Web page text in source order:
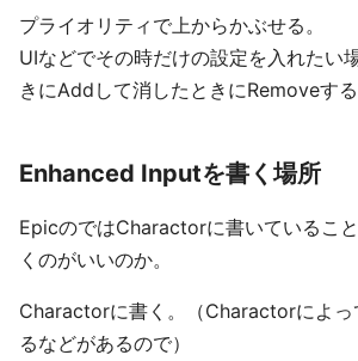
プライオリティで上からかぶせる。
UIなどでその時だけの設定を入れたい
きにAddして消したときにRemoveする
Enhanced Inputを書く場所
EpicのではCharactorに書いているこ
くのがいいのか。
Charactorに書く。（Charactorによっ
るなどがあるので）